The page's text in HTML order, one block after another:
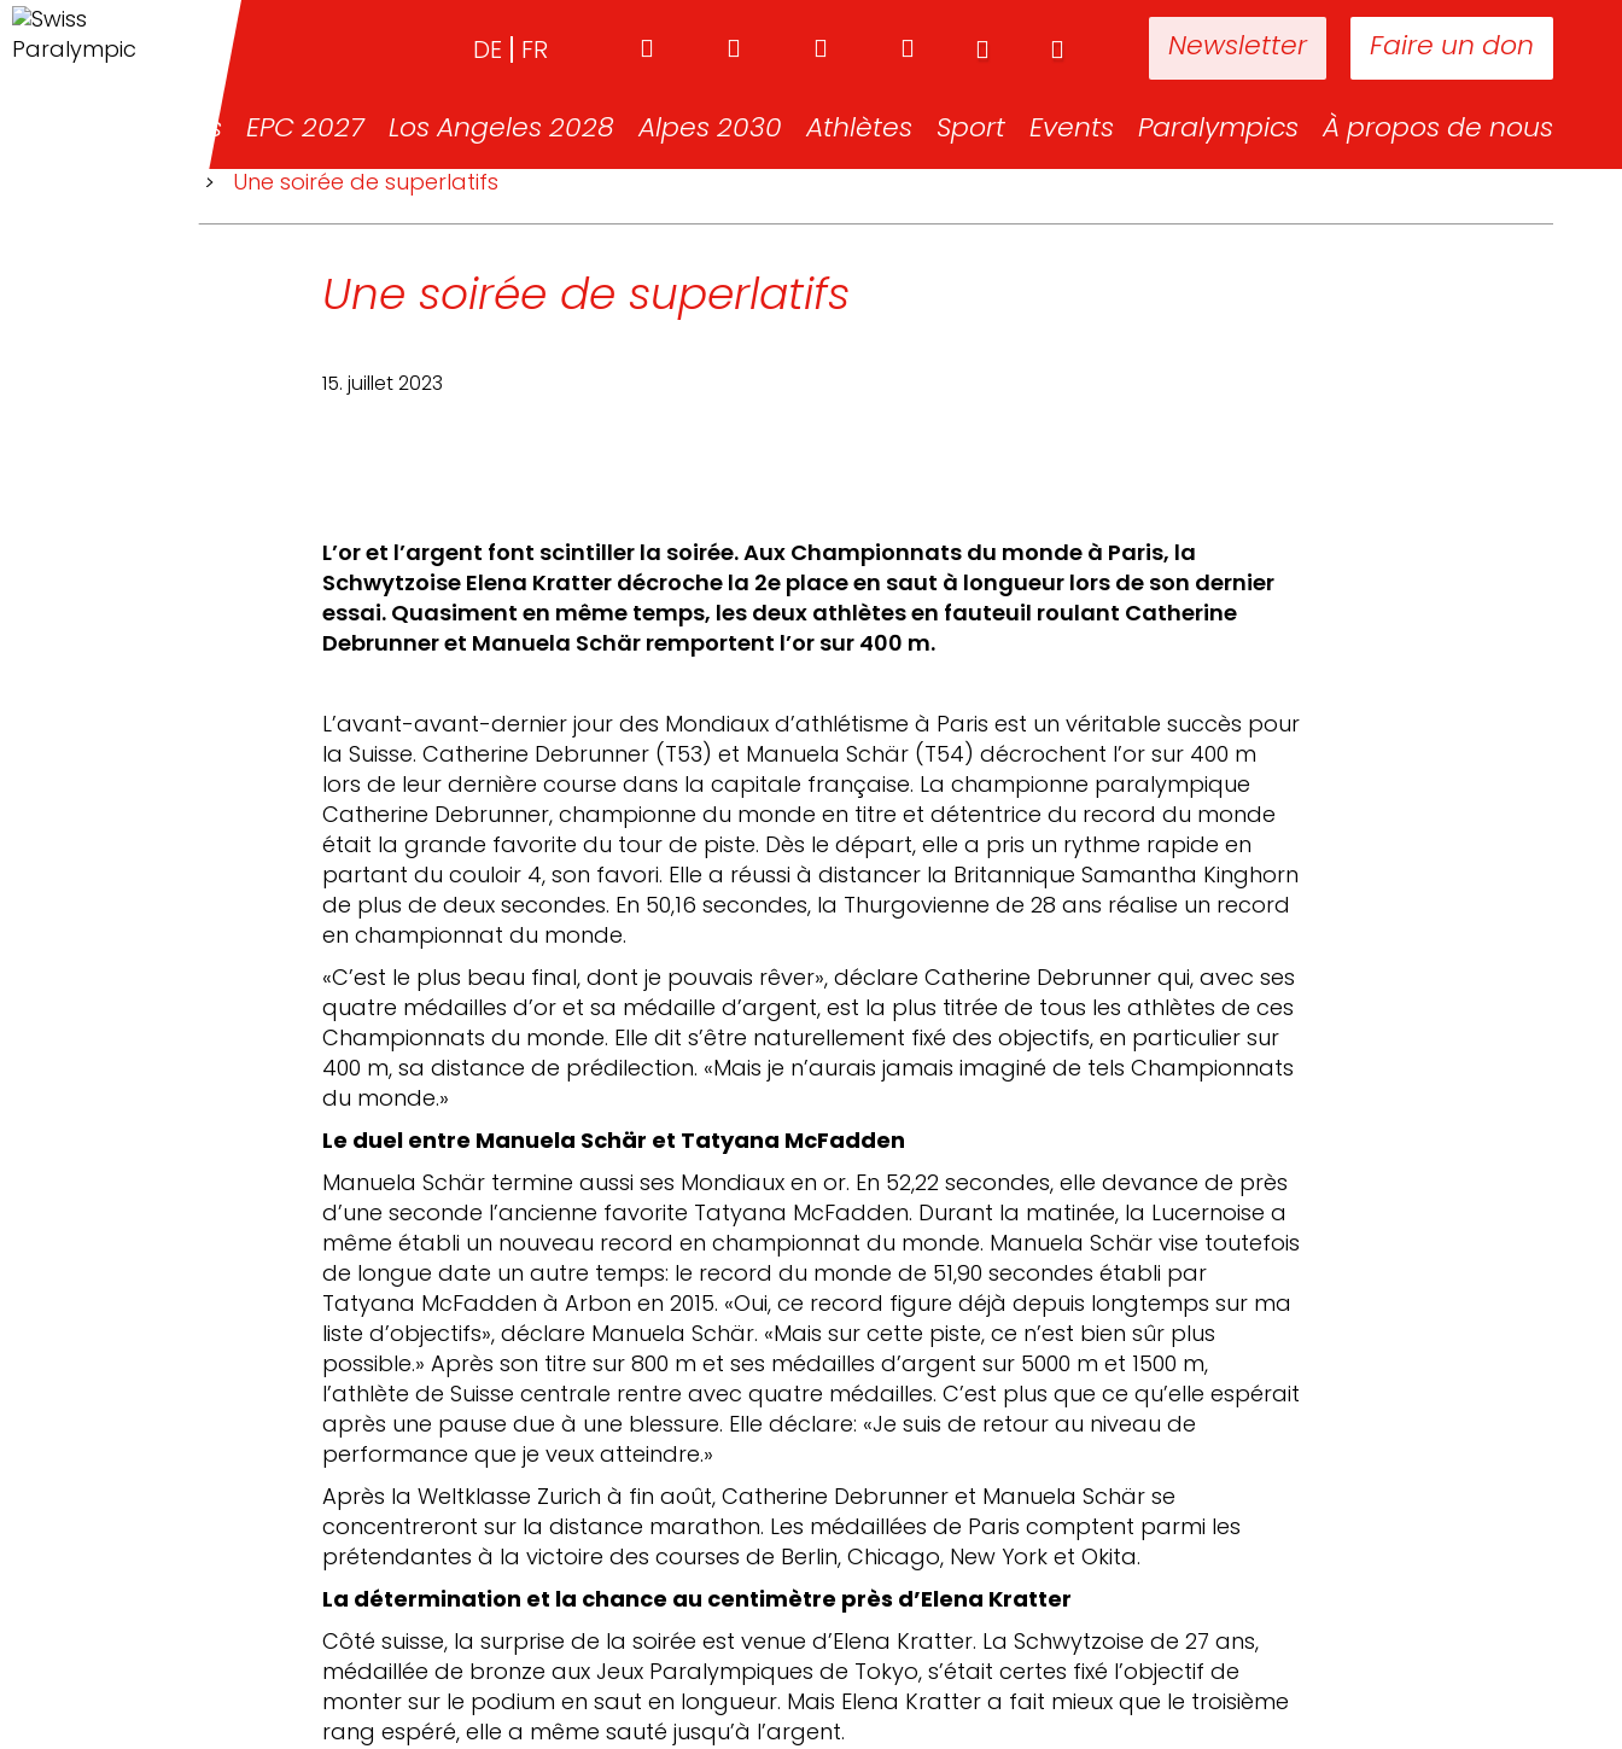
Faire un don
Newsletter
DE FR
News EPC 2027 Los Angeles 2028 Alpes 2030 Athlètes Sport Events Paralympics À propos de nous
> Une soirée de superlatifs
Une soirée de superlatifs
15. juillet 2023
L’or et l’argent font scintiller la soirée. Aux Championnats du monde à Paris, la
Schwytzoise Elena Kratter décroche la 2e place en saut à longueur lors de son dernier
essai. Quasiment en même temps, les deux athlètes en fauteuil roulant Catherine
Debrunner et Manuela Schär remportent l’or sur 400 m.
L’avant-avant-dernier jour des Mondiaux d’athlétisme à Paris est un véritable succès pour
la Suisse. Catherine Debrunner (T53) et Manuela Schär (T54) décrochent l’or sur 400 m
lors de leur dernière course dans la capitale française. La championne paralympique
Catherine Debrunner, championne du monde en titre et détentrice du record du monde
était la grande favorite du tour de piste. Dès le départ, elle a pris un rythme rapide en
partant du couloir 4, son favori. Elle a réussi à distancer la Britannique Samantha Kinghorn
de plus de deux secondes. En 50,16 secondes, la Thurgovienne de 28 ans réalise un record
en championnat du monde.
«C’est le plus beau final, dont je pouvais rêver», déclare Catherine Debrunner qui, avec ses
quatre médailles d’or et sa médaille d’argent, est la plus titrée de tous les athlètes de ces
Championnats du monde. Elle dit s’être naturellement fixé des objectifs, en particulier sur
400 m, sa distance de prédilection. «Mais je n’aurais jamais imaginé de tels Championnats
du monde.»
Le duel entre Manuela Schär et Tatyana McFadden
Manuela Schär termine aussi ses Mondiaux en or. En 52,22 secondes, elle devance de près
d’une seconde l’ancienne favorite Tatyana McFadden. Durant la matinée, la Lucernoise a
même établi un nouveau record en championnat du monde. Manuela Schär vise toutefois
de longue date un autre temps: le record du monde de 51,90 secondes établi par
Tatyana McFadden à Arbon en 2015. «Oui, ce record figure déjà depuis longtemps sur ma
liste d’objectifs», déclare Manuela Schär. «Mais sur cette piste, ce n’est bien sûr plus
possible.» Après son titre sur 800 m et ses médailles d’argent sur 5000 m et 1500 m,
l’athlète de Suisse centrale rentre avec quatre médailles. C’est plus que ce qu’elle espérait
après une pause due à une blessure. Elle déclare: «Je suis de retour au niveau de
performance que je veux atteindre.»
Après la Weltklasse Zurich à fin août, Catherine Debrunner et Manuela Schär se
concentreront sur la distance marathon. Les médaillées de Paris comptent parmi les
prétendantes à la victoire des courses de Berlin, Chicago, New York et Okita.
La détermination et la chance au centimètre près d’Elena Kratter
Côté suisse, la surprise de la soirée est venue d’Elena Kratter. La Schwytzoise de 27 ans,
médaillée de bronze aux Jeux Paralympiques de Tokyo, s’était certes fixé l’objectif de
monter sur le podium en saut en longueur. Mais Elena Kratter a fait mieux que le troisième
rang espéré, elle a même sauté jusqu’à l’argent.